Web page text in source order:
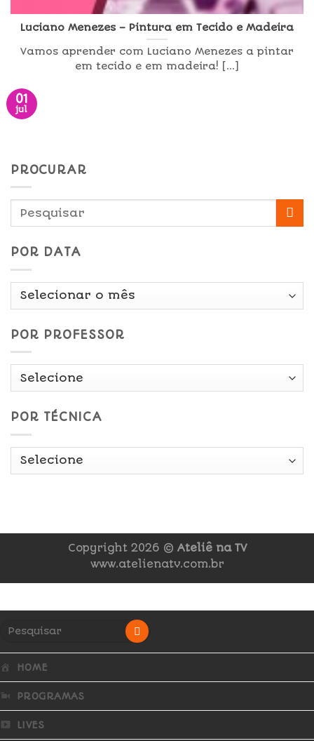
Luciano Menezes – Pintura em Tecido e Madeira
Vamos aprender com Luciano Menezes a pintar
em tecido e em madeira! [...]
01
jul
PROCURAR
POR DATA
Por
POR PROFESSOR
POR TÉCNICA
Copyright 2026 © Ateliê na TV
www.atelienatv.com.br
HOME
PROGRAMAS
LIVES